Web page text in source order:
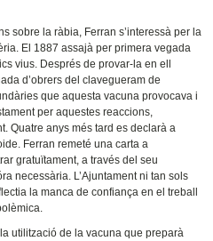
sobre la ràbia, Ferran s’interessà per la
El 1887 assajà per primera vegada
vius. Després de provar-la en ell
d’obrers del clavegueram de
que aquesta vacuna provocava i
per aquestes reaccions,
Quatre anys més tard es declarà a
Ferran remeté una carta a
gratuïtament, a través del seu
necessària. L’Ajuntament ni tan sols
la manca de confiança en el treball
utilització de la vacuna que preparà